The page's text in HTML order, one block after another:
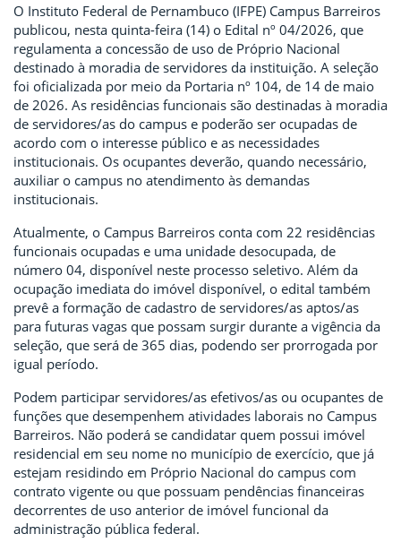
O Instituto Federal de Pernambuco (IFPE) Campus Barreiros
publicou, nesta quinta-feira (14) o Edital nº 04/2026, que
regulamenta a concessão de uso de Próprio Nacional
destinado à moradia de servidores da instituição. A seleção
foi oficializada por meio da Portaria nº 104, de 14 de maio
de 2026. As residências funcionais são destinadas à moradia
de servidores/as do campus e poderão ser ocupadas de
acordo com o interesse público e as necessidades
institucionais. Os ocupantes deverão, quando necessário,
auxiliar o campus no atendimento às demandas
institucionais.
Atualmente, o Campus Barreiros conta com 22 residências
funcionais ocupadas e uma unidade desocupada, de
número 04, disponível neste processo seletivo. Além da
ocupação imediata do imóvel disponível, o edital também
prevê a formação de cadastro de servidores/as aptos/as
para futuras vagas que possam surgir durante a vigência da
seleção, que será de 365 dias, podendo ser prorrogada por
igual período.
Podem participar servidores/as efetivos/as ou ocupantes de
funções que desempenhem atividades laborais no Campus
Barreiros. Não poderá se candidatar quem possui imóvel
residencial em seu nome no município de exercício, que já
estejam residindo em Próprio Nacional do campus com
contrato vigente ou que possuam pendências financeiras
decorrentes de uso anterior de imóvel funcional da
administração pública federal.